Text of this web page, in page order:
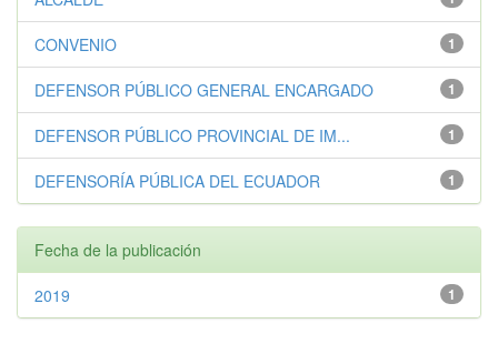
1
CONVENIO
1
DEFENSOR PÚBLICO GENERAL ENCARGADO
1
DEFENSOR PÚBLICO PROVINCIAL DE IM...
1
DEFENSORÍA PÚBLICA DEL ECUADOR
Fecha de la publicación
1
2019